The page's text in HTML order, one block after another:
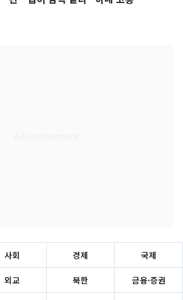
사회 경제 국제
외교 북한 금융·증권